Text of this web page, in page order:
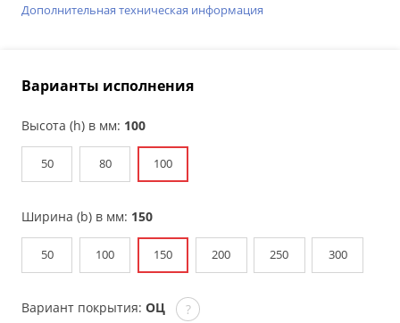
Дополнительная техническая информация
Варианты исполнения
Высота (h) в мм: 100
50 80 100
Ширина (b) в мм: 150
50 100 150 200 250 300
Вариант покрытия: ОЦ ?